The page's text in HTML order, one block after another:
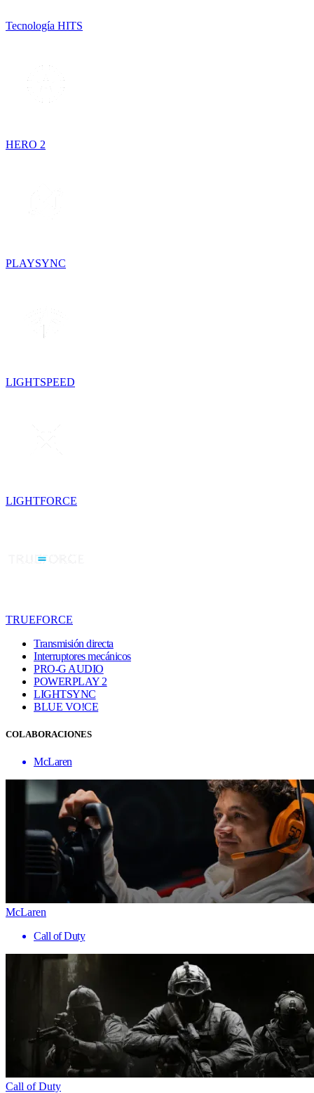
Tecnología HITS
HERO 2
PLAYSYNC
LIGHTSPEED
LIGHTFORCE
TRUEFORCE
Transmisión directa
Interruptores mecánicos
PRO-G AUDIO
POWERPLAY 2
LIGHTSYNC
BLUE VO!CE
COLABORACIONES
McLaren
McLaren
Call of Duty
Call of Duty